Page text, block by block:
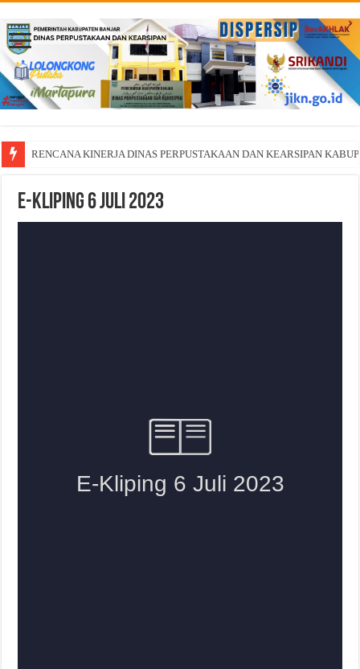
RENCANA KINERJA DINAS PERPUSTAKAAN DAN KEARSIPAN
E-Kliping 6 Juli 2023